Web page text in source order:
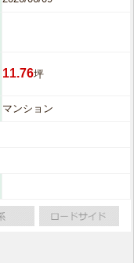
11.76坪
マンション